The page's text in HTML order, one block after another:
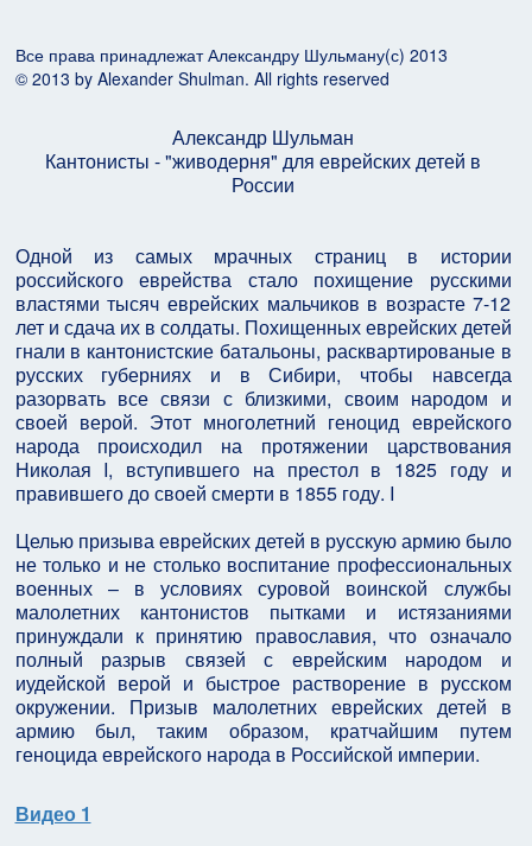
Все права принадлежат Александру Шульману(с) 2013
© 2013 by Alexander Shulman. All rights reserved
Александр Шульман
Кантонисты - "живодерня" для еврейских детей в
России
Одной из самых мрачных страниц в истории
российского еврейства стало похищение русскими
властями тысяч еврейских мальчиков в возрасте 7-12
лет и сдача их в солдаты. Похищенных еврейских детей
гнали в кантонистские батальоны, расквартированые в
русских губерниях и в Сибири, чтобы навсегда
разорвать все связи с близкими, своим народом и
своей верой. Этот многолетний геноцид еврейского
народа происходил на протяжении царствования
Николая I, вступившего на престол в 1825 году и
правившего до своей смерти в 1855 году. I
Целью призыва еврейских детей в русскую армию было
не только и не столько воспитание профессиональных
военных – в условиях суровой воинской службы
малолетних кантонистов пытками и истязаниями
принуждали к принятию православия, что означало
полный разрыв связей с еврейским народом и
иудейской верой и быстрое растворение в русском
окружении. Призыв малолетних еврейских детей в
армию был, таким образом, кратчайшим путем
геноцида еврейского народа в Российской империи.
Видео 1